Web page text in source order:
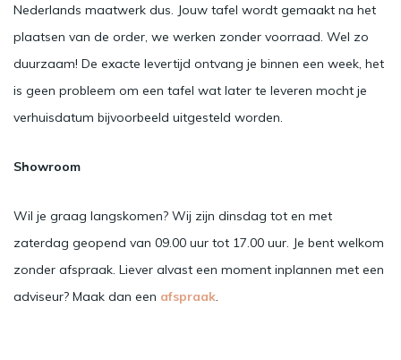
Nederlands maatwerk dus. Jouw tafel wordt gemaakt na het
plaatsen van de order, we werken zonder voorraad. Wel zo
duurzaam! De exacte levertijd ontvang je binnen een week, het
is geen probleem om een tafel wat later te leveren mocht je
verhuisdatum bijvoorbeeld uitgesteld worden.
Showroom
Wil je graag langskomen? Wij zijn dinsdag tot en met
zaterdag geopend van 09.00 uur tot 17.00 uur. Je bent welkom
zonder afspraak. Liever alvast een moment inplannen met een
adviseur? Maak dan een afspraak.